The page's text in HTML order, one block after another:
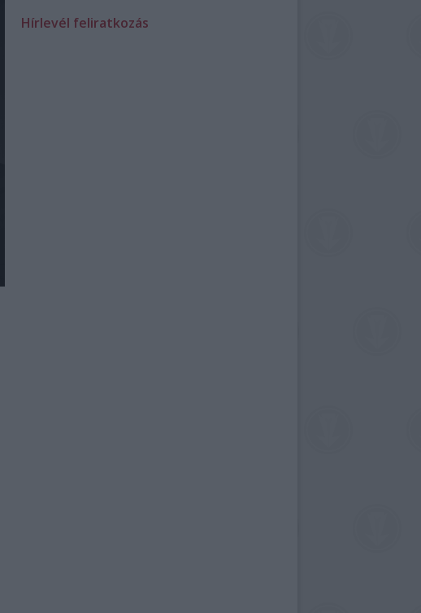
Hírlevél feliratkozás